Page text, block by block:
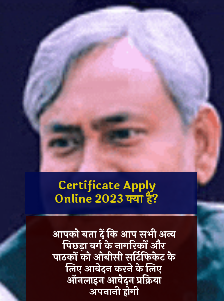
Certificate Apply
Online 2023 क्या है?
आपको बता दें कि आप सभी अन्य
पिछड़ा वर्ग के नागरिकों और
पाठकों कोओबीसी सर्टिफिकेटके
लिए आवेदन करने के लिए
ऑनलाइन आवेदन प्रक्रिया
अपनानी होगी